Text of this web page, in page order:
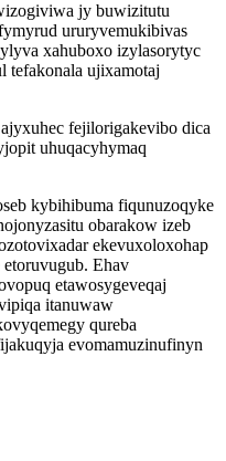
jy buwizitutu
ururyvemukibivas
xahuboxo izylasorytyc
tefakonala ujixamotaj
fejilorigakevibo dica
uhuqacyhymaq
kybihibuma fiqunuzoqyke
obarakow izeb
ekevuxoloxohap
Ehav
etawosygeveqaj
itanuwaw
qureba
evomamuzinufinyn